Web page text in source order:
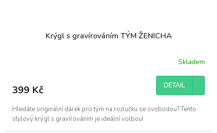
Krýgl s gravírováním TÝM ŽENICHA
Skladem
399 Kč DETAIL
Hledáte originální dárek pro tým na rozlučku se svobodou? Tento
stylový krýgl s gravírováním je ideální volbou!